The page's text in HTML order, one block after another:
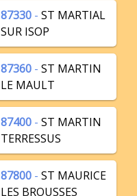
87330 - ST MARTIAL
SUR ISOP
87360 - ST MARTIN
LE MAULT
87400 - ST MARTIN
TERRESSUS
87800 - ST MAURICE
LES BROUSSES